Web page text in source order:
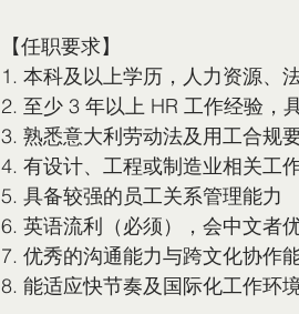
【任职要求】
1. 本科及以上学历，人力资源、
2. 至少 3 年以上 HR 工作经验，
3. 熟悉意大利劳动法及用工合规
4. 有设计、工程或制造业相关工
5. 具备较强的员工关系管理能力
6. 英语流利（必须），会中文者
7. 优秀的沟通能力与跨文化协作
8. 能适应快节奏及国际化工作环